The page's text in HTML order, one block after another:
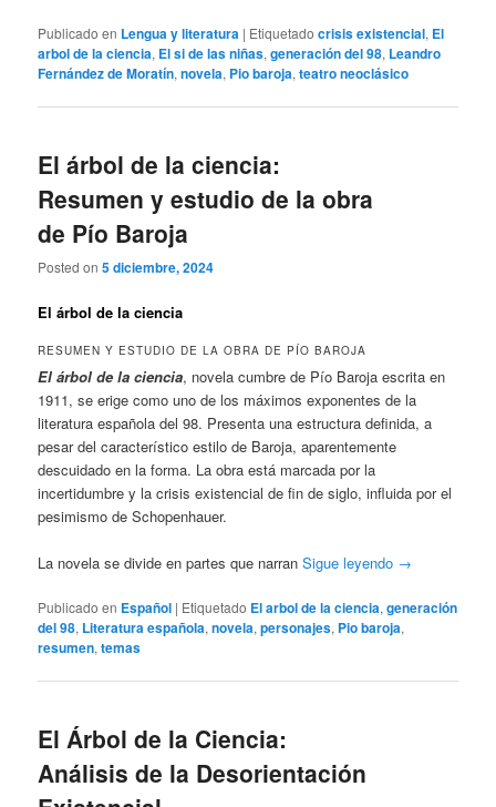
Publicado en Lengua y literatura | Etiquetado crisis existencial, El
arbol de la ciencia, El si de las niñas,generación del 98, Leandro
Fernández de Moratín,novela, Pio baroja,teatro neoclásico
El árbol de la ciencia:
Resumen y estudio de la obra
de Pío Baroja
Posted on5 diciembre, 2024
El árbol de la ciencia
RESUMEN Y ESTUDIO DE LA OBRA DE PÍO BAROJA
El árbol de la ciencia, novela cumbre de Pío Baroja escrita en
1911, se erige como uno de los máximos exponentes de la
literatura española del 98. Presenta una estructura definida, a
pesar del característico estilo de Baroja, aparentemente
descuidado en la forma. La obra está marcada por la
incertidumbre y la crisis existencial de fin de siglo, influida por el
pesimismo de Schopenhauer.
La novela se divide en partes que narranSigue leyendo →
Publicado en Español | Etiquetado El arbol de la ciencia,generación
del 98, Literatura española,novela,personajes, Pio baroja,
resumen,temas
El Árbol de la Ciencia:
Análisis de la Desorientación